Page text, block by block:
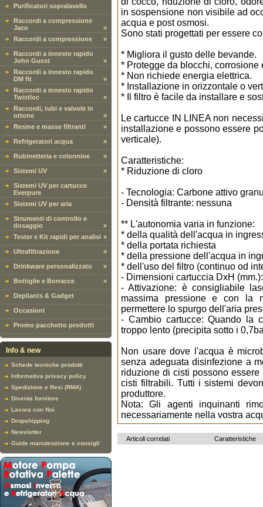
Purificatori sopralavello
Raccordi a compressione
Jaco
»
Raccordi a compressione
»
Raccordi a innesto rapido
John Guest
»
Raccordi a innesto rapido
DM fit
»
Raccordi a innesto rapido
Twistloc
»
Raccordi, tubi e valvole in
ottone
»
Resine e masse filtranti
»
Refrigeratori acqua »
Rubinetteria e colonnine »
Sistemi UV »
Sistemi UV per cartucce
Everpure
Sistemi UV per aria
Strumenti di controllo e
dosaggio
»
Tester e Kit rapidi per analisi »
Ultrafiltrazione »
Drinkware personalizzato »
Bottiglie e Borracce »
Depliants & Gadget
Occasioni
Promo pacchetto prodotti
Info & new
Schede tecniche prodotti
Informativa privacy policy
Spedizione e Resi (RMA)
Diventa fornitore
Lavora con Noi
Dropshipping
Newsletter
Guide manutenzione e consigli
in sospensione non visibile ad
acqua e post osmosi.
Sono stati progettati per essere
* Migliora il gusto delle bevande.
* Protegge da blocchi, corrosione
* Non richiede energia elettrica.
* Installazione in orizzontale o
* Il filtro è facile da installare e
Le cartucce IN LINEA non
installazione e possono essere
verticale).
Caratteristiche:
* Riduzione di cloro
- Tecnologia: Carbone attivo
- Densità filtrante: nessuna
** L'autonomia varia in funzione:
* della qualità dell'acqua in
* della portata richiesta
* della pressione dell'acqua in
* dell'uso del filtro (continuo od
- Dimensioni cartuccia DxH
- Attivazione: è consigliabile
massima pressione e con la
permettere lo spurgo dell'aria
- Cambio cartucce: Quando la
troppo lento (precipita sotto i
Non usare dove l'acqua è
senza adeguata disinfezione a
riduzione di cisti possono
cisti filtrabili. Tutti i sistemi
produttore.
Nota: Gli agenti inquinanti
necessariamente nella vostra
Articoli correlati Caratteristiche